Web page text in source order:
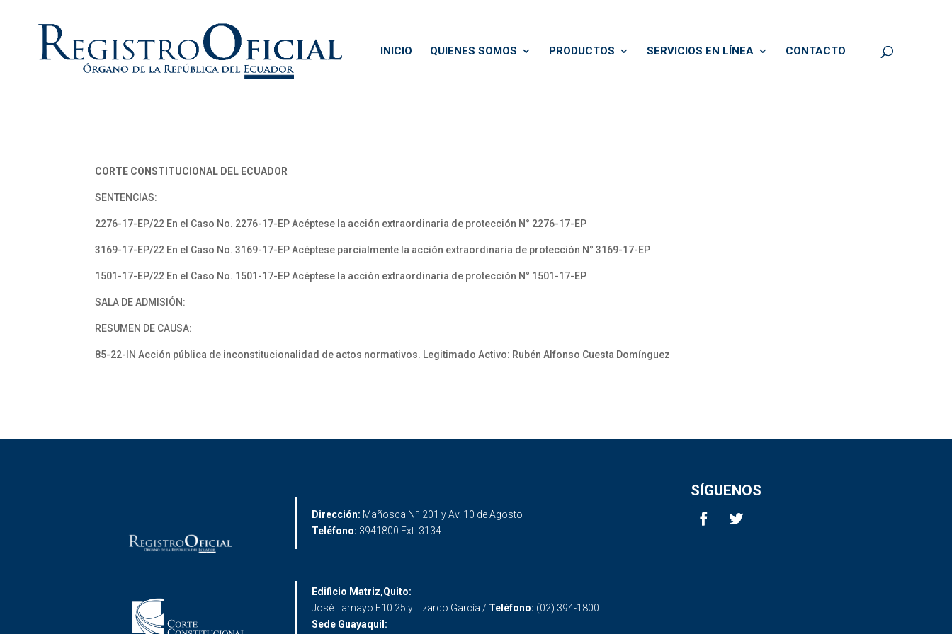
INICIO QUIENES SOMOS PRODUCTOS SERVICIOS EN LÍNEA CONTACTO
CORTE CONSTITUCIONAL DEL ECUADOR
SENTENCIAS:
2276-17-EP/22 En el Caso No. 2276-17-EP Acéptese la acción extraordinaria de protección N° 2276-17-EP
3169-17-EP/22 En el Caso No. 3169-17-EP Acéptese parcialmente la acción extraordinaria de protección N° 3169-17-EP
1501-17-EP/22 En el Caso No. 1501-17-EP Acéptese la acción extraordinaria de protección N° 1501-17-EP
SALA DE ADMISIÓN:
RESUMEN DE CAUSA:
85-22-IN Acción pública de inconstitucionalidad de actos normativos. Legitimado Activo: Rubén Alfonso Cuesta Domínguez
Dirección: Mañosca Nº 201 y Av. 10 de Agosto
Teléfono: 3941800 Ext. 3134
SÍGUENOS
Edificio Matriz,Quito:
José Tamayo E10 25 y Lizardo García / Teléfono: (02) 394-1800
Sede Guayaquil: